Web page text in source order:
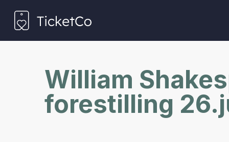
William
forestilling